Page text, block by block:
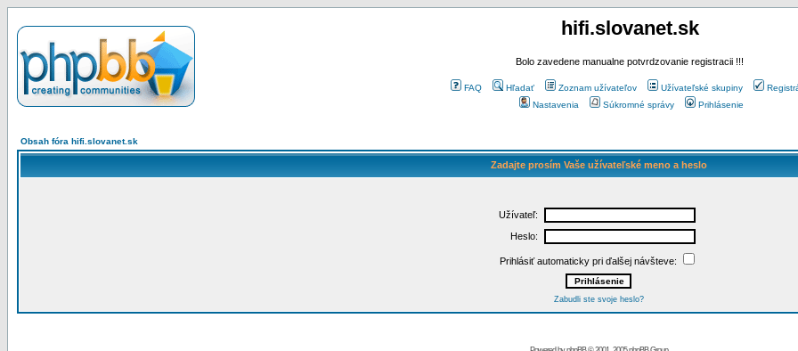
hifi.slovanet.sk
Bolo zavedene manualne potvrdzovanie registracii !!!
FAQ Hľadať Zoznam užívateľov Užívateľské skupiny
Nastavenia
Súkromné správy Prihlásenie
Obsah fóra hifi.slovanet.sk
Zadajte prosím Vaše užívateľské meno a heslo
Užívateľ:
Heslo:
Prihlásiť automaticky pri ďalšej návšteve:
Zabudli ste svoje heslo?